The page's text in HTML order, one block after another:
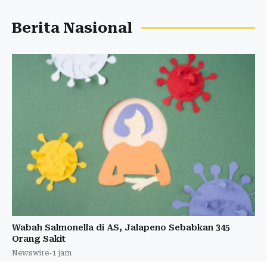
Berita Nasional
Wabah Salmonella di AS, Jalapeno Sebabkan 345
Orang Sakit
Newswire-1 jam